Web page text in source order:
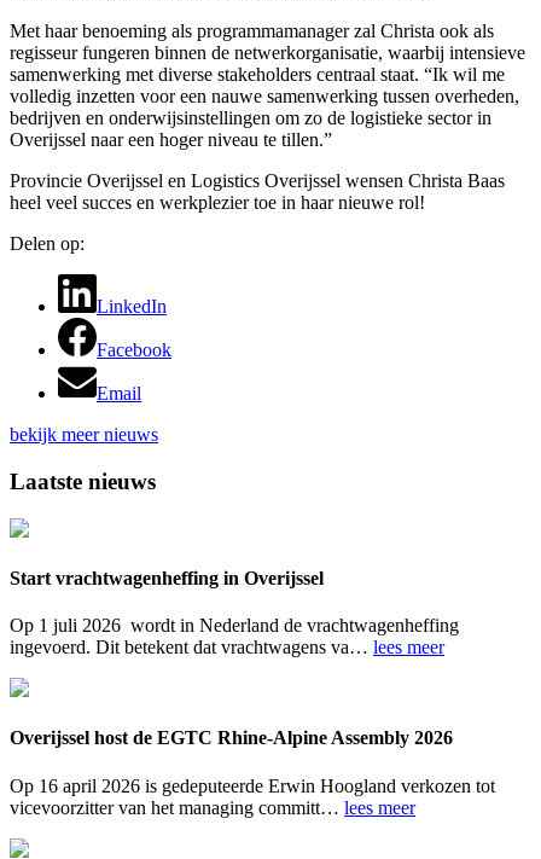
Met haar benoeming als programmamanager zal Christa ook als
regisseur fungeren binnen de netwerkorganisatie, waarbij intensieve
samenwerking met diverse stakeholders centraal staat. “Ik wil me
volledig inzetten voor een nauwe samenwerking tussen overheden,
bedrijven en onderwijsinstellingen om zo de logistieke sector in
Overijssel naar een hoger niveau te tillen.”
Provincie Overijssel en Logistics Overijssel wensen Christa Baas
heel veel succes en werkplezier toe in haar nieuwe rol!
Delen op:
LinkedIn
Facebook
Email
bekijk meer nieuws
Primaire
Sidebar
Laatste nieuws
Start vrachtwagenheffing in Overijssel
Op 1 juli 2026 wordt in Nederland de vrachtwagenheffing
ingevoerd. Dit betekent dat vrachtwagens va… lees meer
Overijssel host de EGTC Rhine-Alpine Assembly 2026
Op 16 april 2026 is gedeputeerde Erwin Hoogland verkozen tot
vicevoorzitter van het managing committ… lees meer